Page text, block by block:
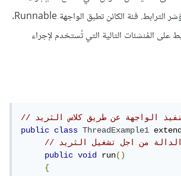
عمليات مختلفة على مؤشر الترابط. فئة الكائن تطبق الواجهة Runnable.
على المُنشئات التالية التي تُستخدم لإجراء
public
class ThreadExample1
public
void run()
{